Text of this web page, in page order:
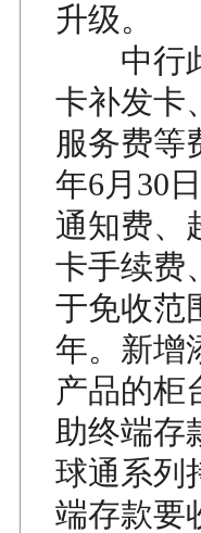
升级。
中行此
卡补发卡
服务费等
年6月30
通知费、
卡手续费
于免收范
年。新增
产品的柜
助终端存
球通系列
端存款要